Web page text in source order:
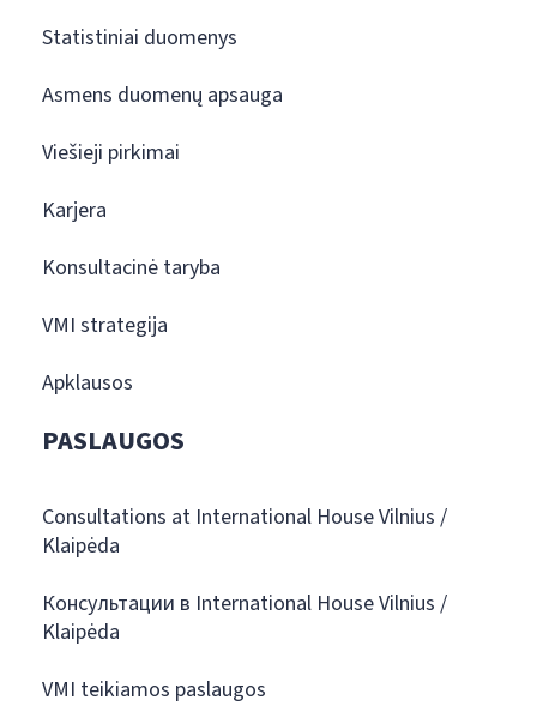
Statistiniai duomenys
Asmens duomenų apsauga
Viešieji pirkimai
Karjera
Konsultacinė taryba
VMI strategija
Apklausos
PASLAUGOS
Consultations at International House Vilnius /
Klaipėda
Консультации в International House Vilnius /
Klaipėda
VMI teikiamos paslaugos